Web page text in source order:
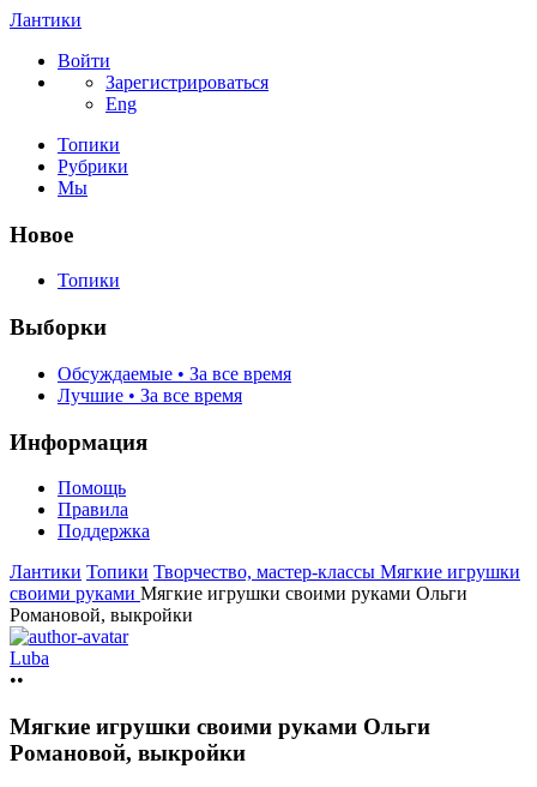
Лантики
Войти
Зарегистрироваться
Eng
Топики
Рубрики
Мы
Новое
Топики
Выборки
Обсуждаемые • За все время
Лучшие • За все время
Информация
Помощь
Правила
Поддержка
Лантики Топики Творчество, мастер-классы Мягкие игрушки
своими руками Мягкие игрушки своими руками Ольги
Романовой, выкройки
Luba
••
Мягкие игрушки своими руками Ольги
Романовой, выкройки